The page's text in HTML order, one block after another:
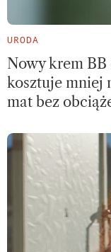
URODA
Nowy krem BB
kosztuje mniej
mat bez